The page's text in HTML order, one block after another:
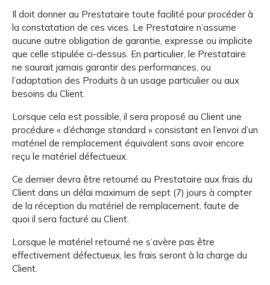
Il doit donner au Prestataire toute facilité pour procéder à
la constatation de ces vices. Le Prestataire n’assume
aucune autre obligation de garantie, expresse ou implicite
que celle stipulée ci-dessus. En particulier, le Prestataire
ne saurait jamais garantir des performances, ou
l’adaptation des Produits à un usage particulier ou aux
besoins du Client.
Lorsque cela est possible, il sera proposé au Client une
procédure « d’échange standard » consistant en l’envoi d’un
matériel de remplacement équivalent sans avoir encore
reçu le matériel défectueux.
Ce dernier devra être retourné au Prestataire aux frais du
Client dans un délai maximum de sept (7) jours à compter
de la réception du matériel de remplacement, faute de
quoi il sera facturé au Client.
Lorsque le matériel retourné ne s’avère pas être
effectivement défectueux, les frais seront à la charge du
Client.